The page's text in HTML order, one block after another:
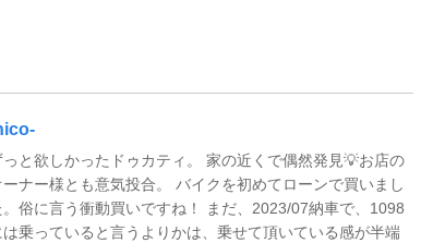
っと欲しかったドゥカティ。 家の近くで偶然発見💡お店の
ーナー様とも意気投合。 バイクを初めてローンで買いまし
。俗に言う衝動買いですね！ まだ、2023/07納車で、1098
は乗っていると言うよりかは、乗せて頂いている感が半端